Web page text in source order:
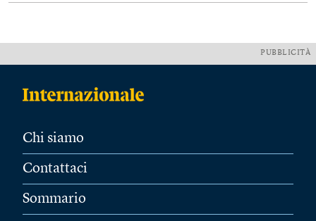
PUBBLICITÀ
Chi siamo
Contattaci
Sommario